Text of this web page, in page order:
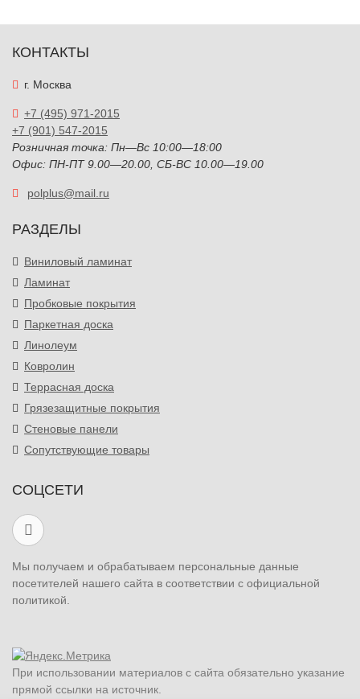
КОНТАКТЫ
г. Москва
+7 (495) 971-2015
+7 (901) 547-2015
Розничная точка: Пн—Вс 10:00—18:00
Офис: ПН-ПТ 9.00—20.00, СБ-ВС 10.00—19.00
polplus@mail.ru
РАЗДЕЛЫ
Виниловый ламинат
Ламинат
Пробковые покрытия
Паркетная доска
Линолеум
Ковролин
Террасная доска
Грязезащитные покрытия
Стеновые панели
Сопутствующие товары
СОЦСЕТИ
Мы получаем и обрабатываем персональные данные
посетителей нашего сайта в соответствии с официальной
политикой.
При использовании материалов с сайта обязательно указание
прямой ссылки на источник.